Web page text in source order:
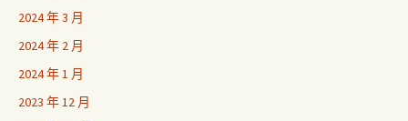
2024 年 3 月
2024 年 2 月
2024 年 1 月
2023 年 12 月